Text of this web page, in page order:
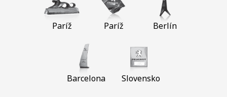
Paríž Paríž Berlín
Barcelona Slovensko